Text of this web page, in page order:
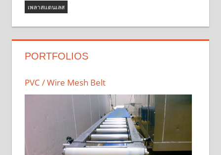
เพลาสแตนเลส
PORTFOLIOS
PVC / Wire Mesh Belt